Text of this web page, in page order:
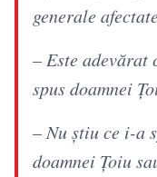
generale
– Este
spus doamnei
– Nu știu ce i-a
doamnei Țoiu